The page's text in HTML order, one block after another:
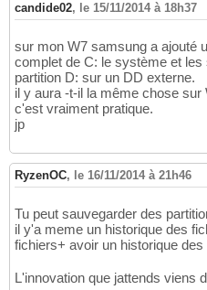
candide02, le 15/11/2014 à 18h37
sur mon W7 samsung a ajouté
complet de C: le système et
partition D: sur un DD externe.
il y aura -t-il la même chose sur
c'est vraiment pratique.
jp
RyzenOC, le 16/11/2014 à 21h46
Tu peut sauvegarder des
il y'a meme un historique des
fichiers+ avoir un historique
L'innovation que jattends viens